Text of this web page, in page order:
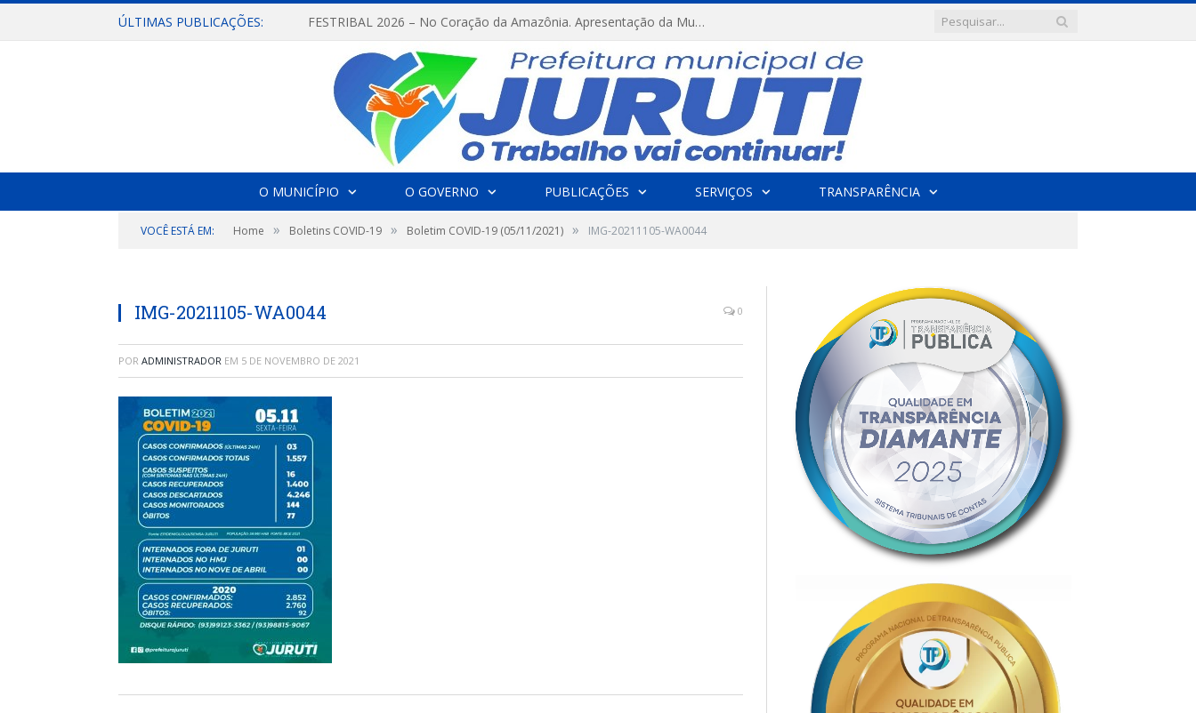
ÚLTIMAS PUBLICAÇÕES: FESTRIBAL 2026 – No Coração da Amazônia. Apresentação da Munduruku.
O MUNICÍPIO O GOVERNO PUBLICAÇÕES SERVIÇOS TRANSPARÊNCIA
VOCÊ ESTÁ EM: Home » Boletins COVID-19 » Boletim COVID-19 (05/11/2021) » IMG-20211105-WA0044
IMG-20211105-WA0044 0
POR ADMINISTRADOR EM 5 DE NOVEMBRO DE 2021